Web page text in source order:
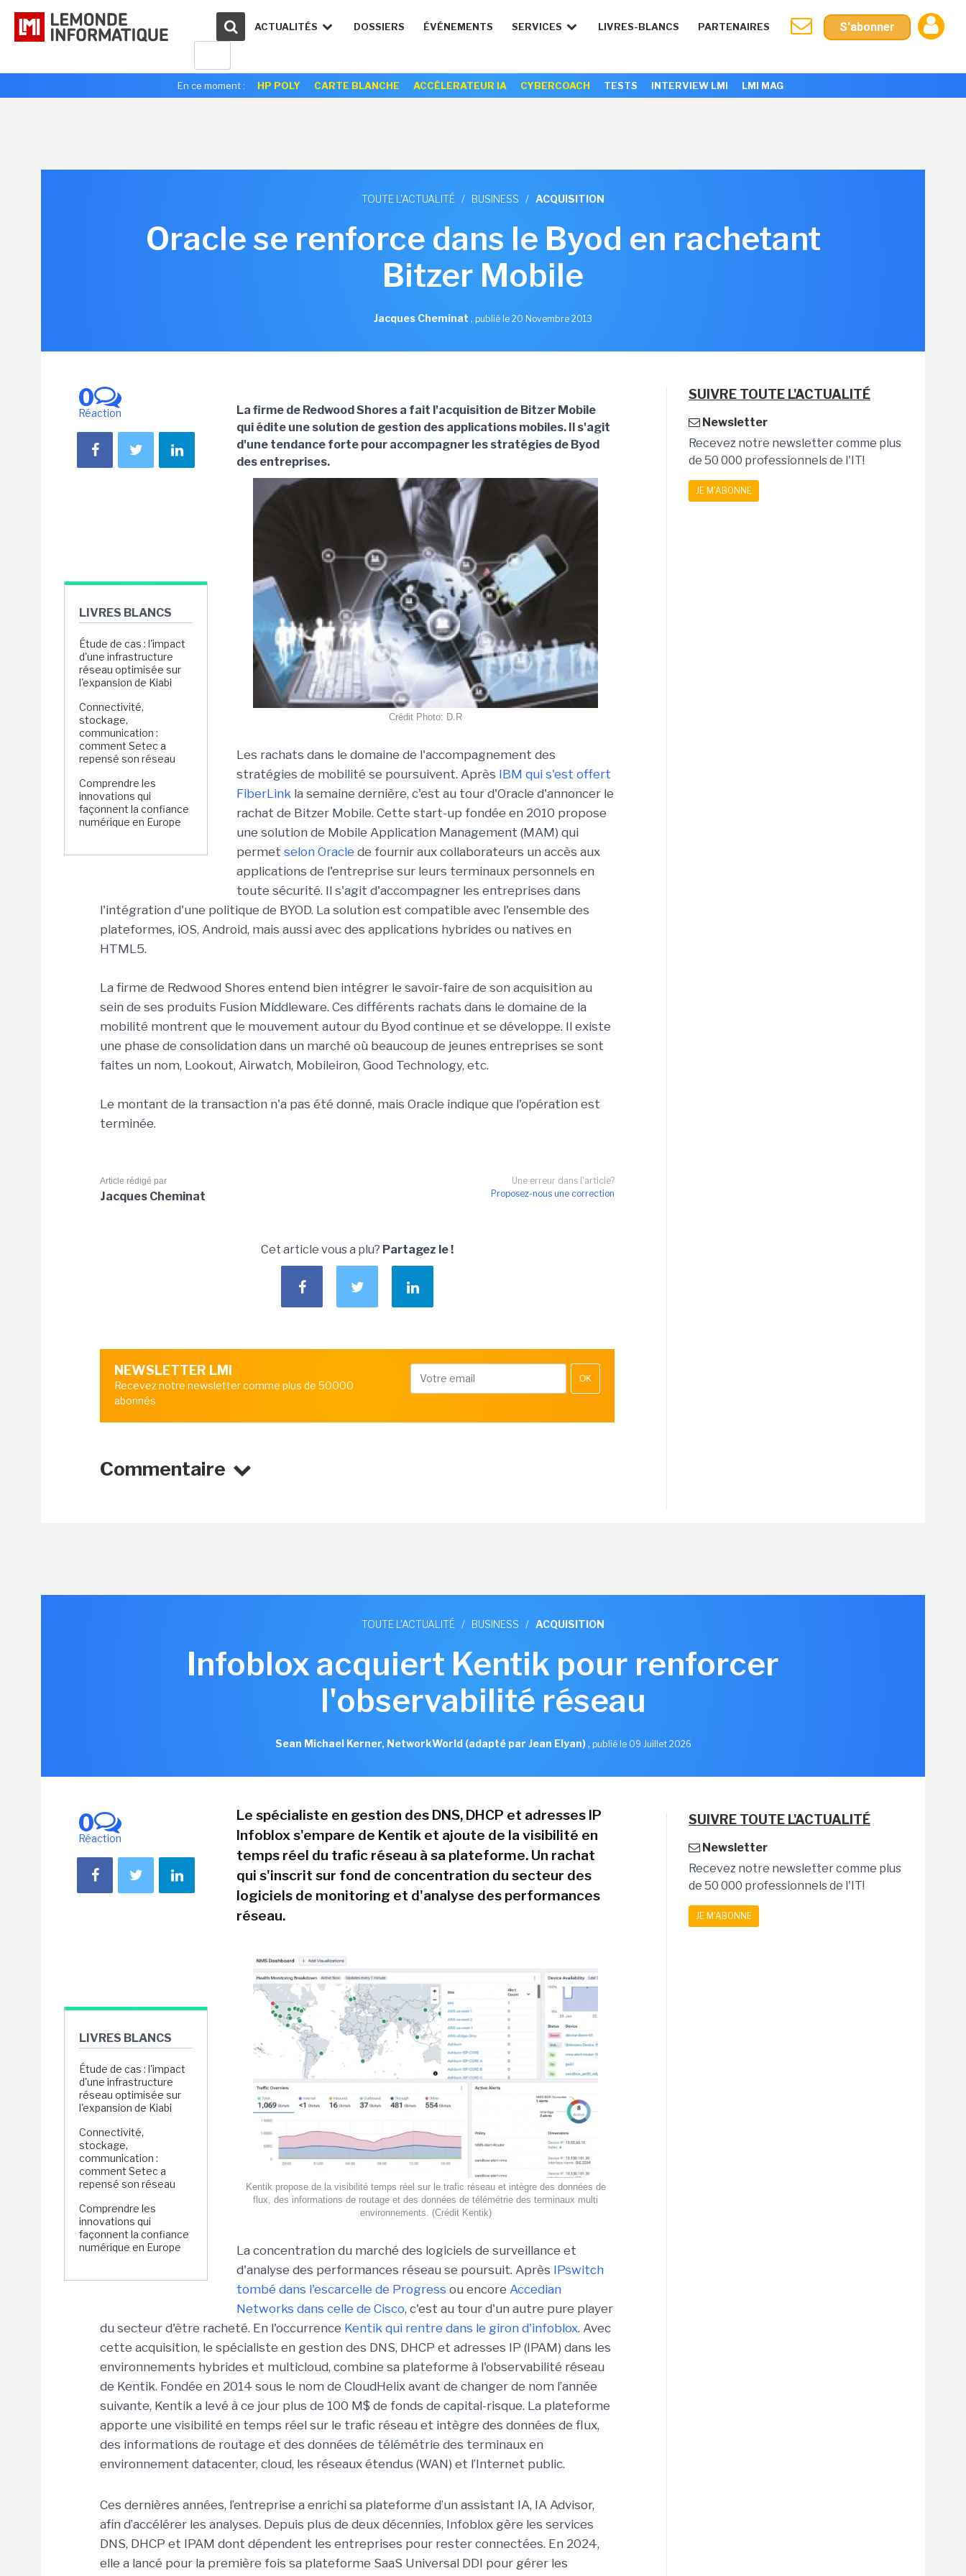
ACTUALITÉS DOSSIERS ÉVÉNEMENTS SERVICES LIVRES-BLANCS PARTENAIRES S'abonner
En ce moment : HP POLY CARTE BLANCHE ACCÉLERATEUR IA CYBERCOACH TESTS INTERVIEW LMI LMI MAG
TOUTE L'ACTUALITÉ / BUSINESS / ACQUISITION
Oracle se renforce dans le Byod en rachetant
Bitzer Mobile
Jacques Cheminat , publié le 20 Novembre 2013
0
Réaction
LIVRES BLANCS
Étude de cas : l'impact
d'une infrastructure
réseau optimisée sur
l'expansion de Kiabi
Connectivité,
stockage,
communication :
comment Setec a
repensé son réseau
Comprendre les
innovations qui
façonnent la confiance
numérique en Europe
La firme de Redwood Shores a fait l'acquisition de Bitzer Mobile
qui édite une solution de gestion des applications mobiles. Il s'agit
d'une tendance forte pour accompagner les stratégies de Byod
des entreprises.
Crédit Photo: D.R
Les rachats dans le domaine de l'accompagnement des
stratégies de mobilité se poursuivent. Après IBM qui s'est offert
FiberLink la semaine dernière, c'est au tour d'Oracle d'annoncer le
rachat de Bitzer Mobile. Cette start-up fondée en 2010 propose
une solution de Mobile Application Management (MAM) qui
permet selon Oracle de fournir aux collaborateurs un accès aux
applications de l'entreprise sur leurs terminaux personnels en
toute sécurité. Il s'agit d'accompagner les entreprises dans
l'intégration d'une politique de BYOD. La solution est compatible avec l'ensemble des
plateformes, iOS, Android, mais aussi avec des applications hybrides ou natives en
HTML5.
La firme de Redwood Shores entend bien intégrer le savoir-faire de son acquisition au
sein de ses produits Fusion Middleware. Ces différents rachats dans le domaine de la
mobilité montrent que le mouvement autour du Byod continue et se développe. Il existe
une phase de consolidation dans un marché où beaucoup de jeunes entreprises se sont
faites un nom, Lookout, Airwatch, Mobileiron, Good Technology, etc.
Le montant de la transaction n'a pas été donné, mais Oracle indique que l'opération est
terminée.
Une erreur dans l'article?
Proposez-nous une correction
Article rédigé par
Jacques Cheminat
Cet article vous a plu? Partagez le !
NEWSLETTER LMI
Recevez notre newsletter comme plus de 50000
abonnés
OK
Commentaire
SUIVRE TOUTE L'ACTUALITÉ
Newsletter
Recevez notre newsletter comme plus
de 50 000 professionnels de l'IT!
JE M'ABONNE
TOUTE L'ACTUALITÉ / BUSINESS / ACQUISITION
Infoblox acquiert Kentik pour renforcer
l'observabilité réseau
Sean Michael Kerner, NetworkWorld (adapté par Jean Elyan), publié le 09 Juillet 2026
0
Réaction
LIVRES BLANCS
Étude de cas : l'impact
d'une infrastructure
réseau optimisée sur
l'expansion de Kiabi
Connectivité,
stockage,
communication :
comment Setec a
repensé son réseau
Comprendre les
innovations qui
façonnent la confiance
numérique en Europe
Le spécialiste en gestion des DNS, DHCP et adresses IP
Infoblox s'empare de Kentik et ajoute de la visibilité en
temps réel du trafic réseau à sa plateforme. Un rachat
qui s'inscrit sur fond de concentration du secteur des
logiciels de monitoring et d'analyse des performances
réseau.
Kentik propose de la visibilité temps réel sur le trafic réseau et intègre des données de
flux, des informations de routage et des données de télémétrie des terminaux multi
environnements. (Crédit Kentik)
La concentration du marché des logiciels de surveillance et
d'analyse des performances réseau se poursuit. Après IPswitch
tombé dans l'escarcelle de Progress ou encore Accedian
Networks dans celle de Cisco, c'est au tour d'un autre pure player
du secteur d'être racheté. En l'occurrence Kentik qui rentre dans le giron d'infoblox. Avec
cette acquisition, le spécialiste en gestion des DNS, DHCP et adresses IP (IPAM) dans les
environnements hybrides et multicloud, combine sa plateforme à l'observabilité réseau
de Kentik. Fondée en 2014 sous le nom de CloudHelix avant de changer de nom l’année
suivante, Kentik a levé à ce jour plus de 100 M$ de fonds de capital-risque. La plateforme
apporte une visibilité en temps réel sur le trafic réseau et intègre des données de flux,
des informations de routage et des données de télémétrie des terminaux en
environnement datacenter, cloud, les réseaux étendus (WAN) et l’Internet public.
Ces dernières années, l’entreprise a enrichi sa plateforme d’un assistant IA, IA Advisor,
afin d’accélérer les analyses. Depuis plus de deux décennies, Infoblox gère les services
DNS, DHCP et IPAM dont dépendent les entreprises pour rester connectées. En 2024,
elle a lancé pour la première fois sa plateforme SaaS Universal DDI pour gérer les
SUIVRE TOUTE L'ACTUALITÉ
Newsletter
Recevez notre newsletter comme plus
de 50 000 professionnels de l'IT!
JE M'ABONNE